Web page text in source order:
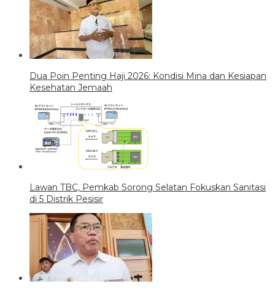
Dua Poin Penting Haji 2026: Kondisi Mina dan Kesiapan
Kesehatan Jemaah
Lawan TBC, Pemkab Sorong Selatan Fokuskan Sanitasi
di 5 Distrik Pesisir